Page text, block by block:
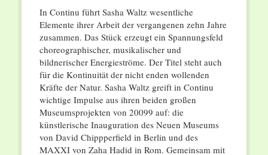
In Continu führt Sasha Waltz wesentliche
Elemente ihrer Arbeit der vergangenen zehn Jahre
zusammen. Das Stück erzeugt ein Spannungsfeld
choreographischer, musikalischer und
bildnerischer Energieströme. Der Titel steht auch
für die Kontinuität der nicht enden wollenden
Kräfte der Natur. Sasha Waltz greift in Continu
wichtige Impulse aus ihren beiden großen
Museumsprojekten von 20099 auf: die
künstlerische Inauguration des Neuen Museums
von David Chippperfield in Berlin und des
MAXXI von Zaha Hadid in Rom. Gemeinsam mit